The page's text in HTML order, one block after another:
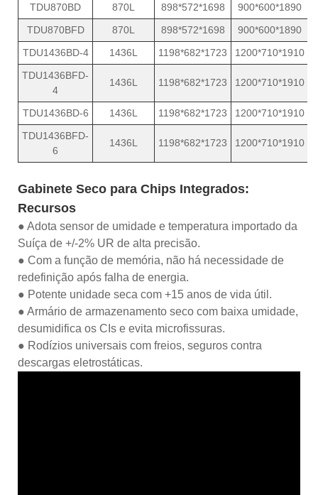
TDU870BD
870L 898*572*1698
900*600*1890
TDU870BFD
870L 898*572*1698
900*600*1890
TDU1436BD-4
1436L 1198*682*1723
1200*710*1910
TDU1436BFD-
4
1436L 1198*682*1723 1200*710*1910
TDU1436BD-6 1436L 1198*682*1723
1200*710*1910
TDU1436BFD-
6
1436L 1198*682*1723 1200*710*1910
Gabinete Seco para Chips Integrados:
Recursos
● Adota sensor de umidade e temperatura importado da
Suíça de +/-2% UR de alta precisão.
● Com a função de memória, não há necessidade de
redefinição após falha de energia.
● Potente unidade seca com +15 anos de vida útil.
● Armário de armazenamento seco com baixa umidade,
desumidifica os CIs e evita microfissuras.
● Rodízios universais com freios, seguros contra
descargas eletrostáticas.